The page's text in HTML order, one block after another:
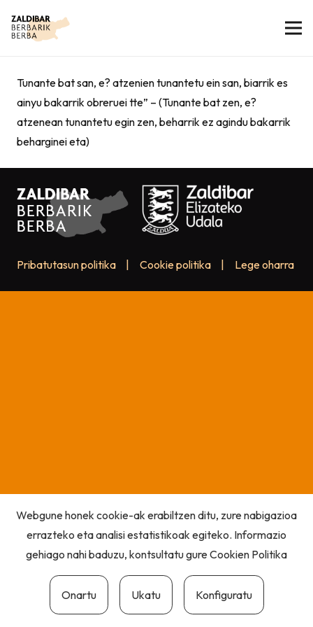
Tunante bat san, e? atzenien tunantetu ein san, biarrik es
ainyu bakarrik obreruei tte” – (Tunante bat zen, e?
atzenean tunantetu egin zen, beharrik ez agindu bakarrik
beharginei eta)
Pribatutasun politika Cookie politika Lege oharra
Webgune honek cookie-ak erabiltzen ditu, zure nabigazioa
errazteko eta analisi estatistikoak egiteko. Informazio
gehiago nahi baduzu, kontsultatu gureCookien Politika
Onartu Ukatu Konfiguratu